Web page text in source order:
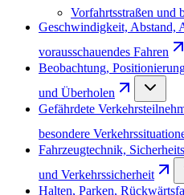
Vorfahrtsstraßen und
Geschwindigkeit, Abstand,
vorausschauendes Fahren
Beobachtung,
und Überholen
Gefährdete
besondere
Fahrzeugtechnik,
und Verkehrssicherheit
Halten, Parken,